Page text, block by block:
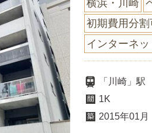
横浜・川崎
初期費用分割
インターネ
「川崎」
1K
2015年01月